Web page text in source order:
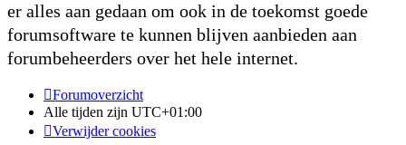
er alles aan gedaan om ook in de toekomst goede
forumsoftware te kunnen blijven aanbieden aan
forumbeheerders over het hele internet.
Forumoverzicht
Alle tijden zijn UTC+01:00
Verwijder cookies